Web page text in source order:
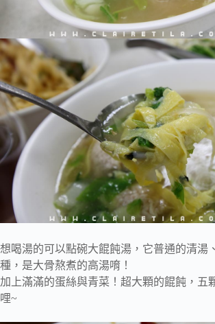
想喝湯的可以點碗大餛飩湯，它普通的清湯
種，是大骨熬煮的高湯唷！
加上滿滿的蛋絲與青菜！超大顆的餛飩，五
哩~